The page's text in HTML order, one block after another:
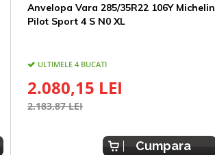
Anvelopa Vara 285/35R22 106Y Michelin
Pilot Sport 4 S N0 XL
ULTIMELE 4 BUCATI
2.080,15 LEI
2.183,87 LEI
Cumpara